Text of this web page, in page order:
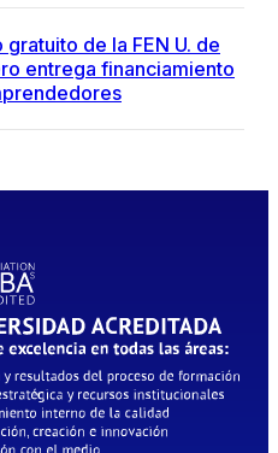
de la FEN U. de
entrega financiamiento